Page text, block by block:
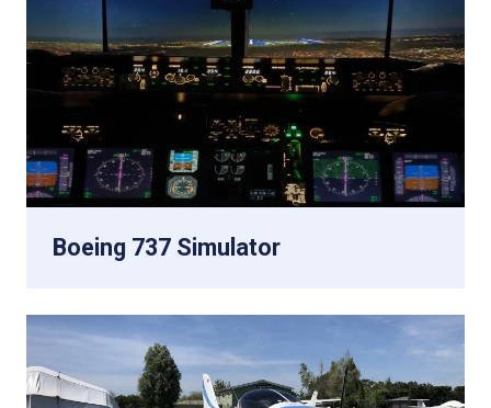
Boeing 737 Simulator